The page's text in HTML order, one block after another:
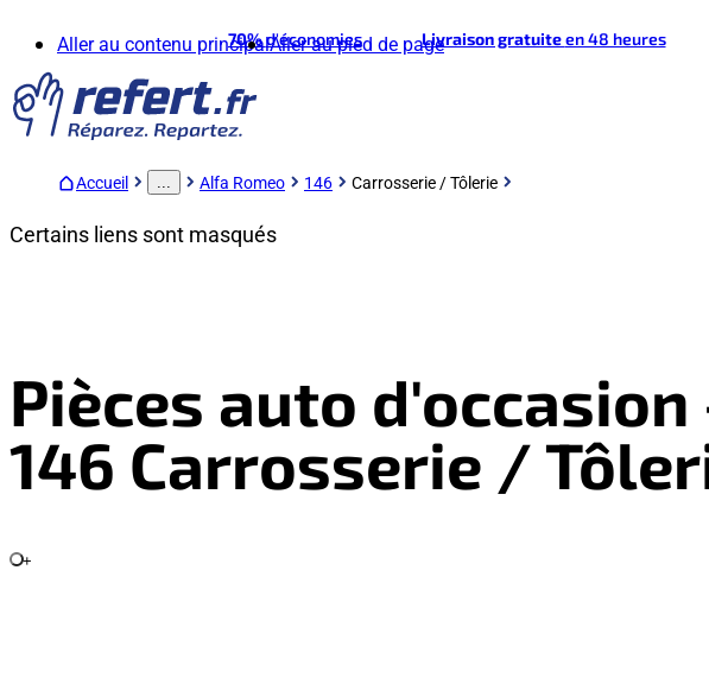
Aller au contenu principalAller au pied de page
70%d'économies Livraison gratuiteen 48 heures
Accueil ... Alfa Romeo 146 Carrosserie / Tôlerie
Certains liens sont masqués
Pièces auto
146 Carrosserie /
+